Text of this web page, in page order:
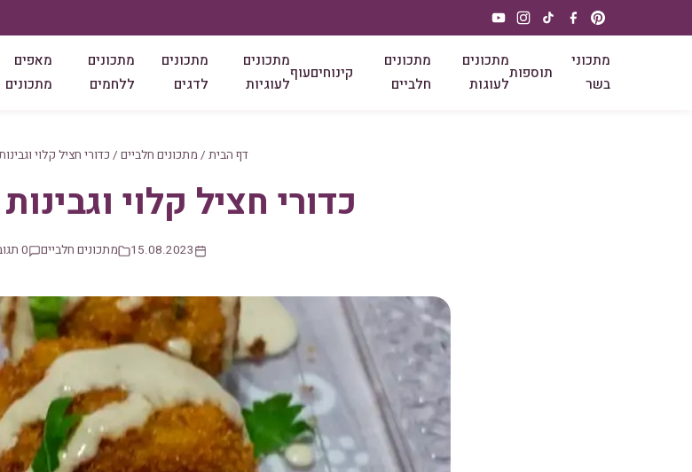
מתכוני
בשר
תוספות
מתכונים
לעוגות
מתכונים
חלביים
קינוחיםעוף
מתכונים
לעוגיות
מתכונים
לדגים
מתכונים
ללחמים
מאפים
מתכונים
דף הבית / מתכונים חלביים /כדורי חציל קלוי
כדורי חציל קלוי
15.08.2023 מתכונים חלביים 0 תגובות